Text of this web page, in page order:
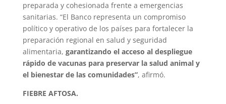
preparada y cohesionada frente a emergencias
sanitarias. “El Banco representa un compromiso
político y operativo de los países para fortalecer la
preparación regional en salud y seguridad
alimentaria, garantizando el acceso al despliegue
rápido de vacunas para preservar la salud animal y
el bienestar de las comunidades”, afirmó.
FIEBRE AFTOSA.